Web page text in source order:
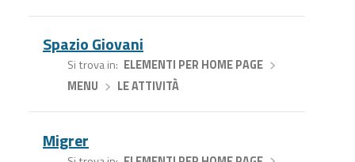
Spazio Giovani
Si trova in ELEMENTI PER HOME PAGE›
MENU
LE ATTIVITÀ
Migrer